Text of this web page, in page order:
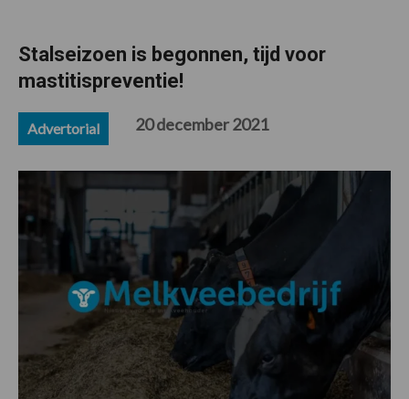
Stalseizoen is begonnen, tijd voor
mastitispreventie!
Advertorial 20 december 2021